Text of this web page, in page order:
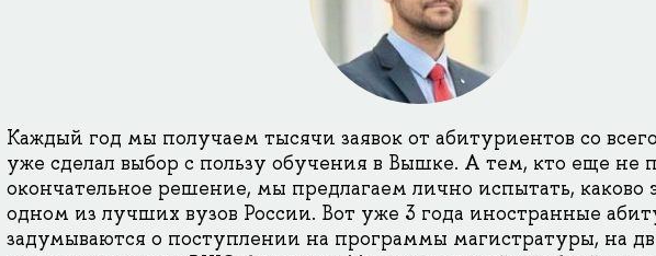
Каждый год мы получаем тысячи заявок от абитуриентов со
уже сделал выбор с пользу обучения в Вышке. А тем, кто еще не
окончательное решение, мы предлагаем лично испытать, каково
одном из лучших вузов России. Вот уже 3 года иностранные
задумываются о поступлении на программы магистратуры, на